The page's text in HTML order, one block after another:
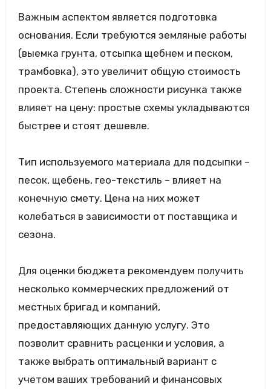
Важным аспектом является подготовка
основания. Если требуются земляные работы
(выемка грунта, отсыпка щебнем и песком,
трамбовка), это увеличит общую стоимость
проекта. Степень сложности рисунка также
влияет на цену: простые схемы укладываются
быстрее и стоят дешевле.
Тип используемого материала для подсыпки –
песок, щебень, гео-текстиль – влияет на
конечную смету. Цена на них может
колебаться в зависимости от поставщика и
сезона.
Для оценки бюджета рекомендуем получить
несколько коммерческих предложений от
местных бригад и компаний,
предоставляющих данную услугу. Это
позволит сравнить расценки и условия, а
также выбрать оптимальный вариант с
учетом ваших требований и финансовых